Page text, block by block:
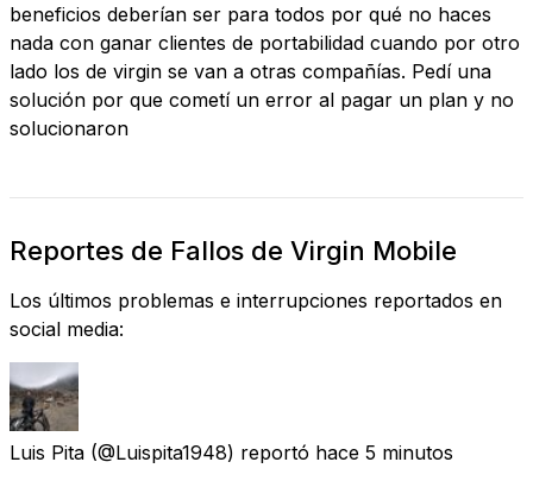
beneficios deberían ser para todos por qué no haces
nada con ganar clientes de portabilidad cuando por otro
lado los de virgin se van a otras compañías. Pedí una
solución por que cometí un error al pagar un plan y no
solucionaron
Reportes de Fallos de Virgin Mobile
Los últimos problemas e interrupciones reportados en
social media:
Luis Pita (@Luispita1948) reportó hace 5 minutos